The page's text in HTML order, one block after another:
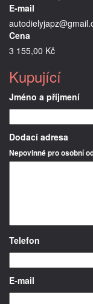
E-mail
Cena
3 155,00 Kč
Kupující
Jméno a příjmení
Dodací adresa
Nepovinné pro osobní
Telefon
E-mail